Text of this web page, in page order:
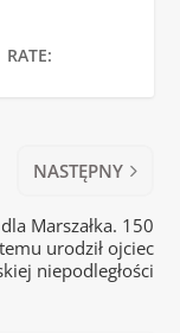
RATE:
NASTĘPNY
Marszałka. 150
urodził ojciec
niepodległości